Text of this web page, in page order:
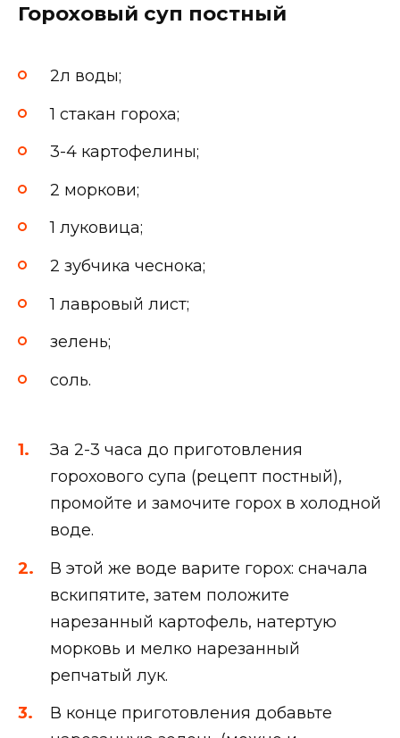
Гороховый суп постный
2л воды;
1 стакан гороха;
3-4 картофелины;
2 моркови;
1 луковица;
2 зубчика чеснока;
1 лавровый лист;
зелень;
соль.
За 2-3 часа до приготовления
горохового супа (рецепт постный),
промойте и замочите горох в холодной
воде.
В этой же воде варите горох: сначала
вскипятите, затем положите
нарезанный картофель, натертую
морковь и мелко нарезанный
репчатый лук.
В конце приготовления добавьте